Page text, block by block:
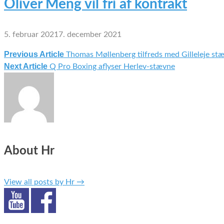
Oliver Meng vil fri af kontrakt
5. februar 2021 7. december 2021
Indlægsnavigation
Previous Article Thomas Møllenberg tilfreds med Gilleleje
Next Article Q Pro Boxing aflyser Herlev-stævne
About Hr
View all posts by Hr →